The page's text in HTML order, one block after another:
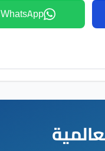
WhatsApp